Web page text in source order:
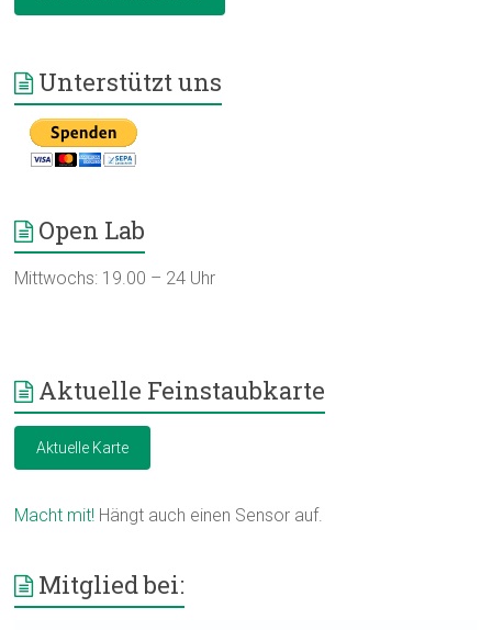
Unterstützt uns
Open Lab
Mittwochs: 19.00 – 24 Uhr
Aktuelle Feinstaubkarte
Aktuelle Karte
Macht mit! Hängt auch einen Sensor auf.
Mitglied bei: